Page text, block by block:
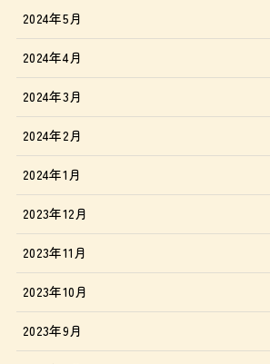
2024年5月
2024年4月
2024年3月
2024年2月
2024年1月
2023年12月
2023年11月
2023年10月
2023年9月